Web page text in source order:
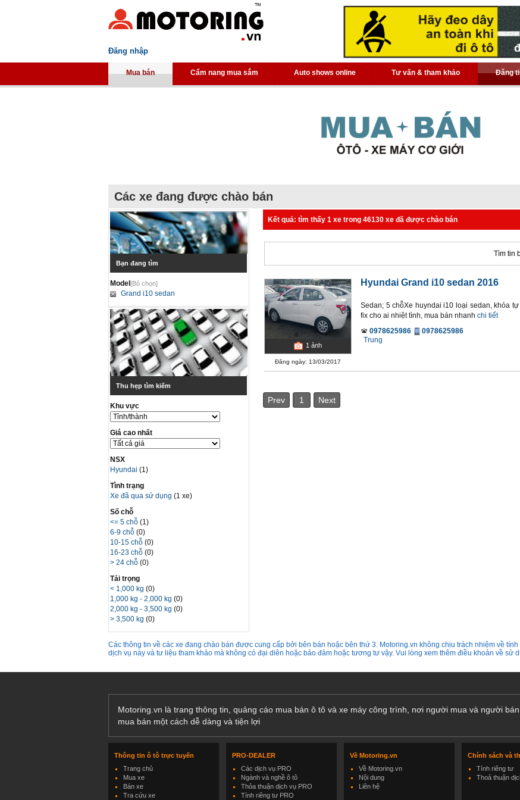
Đăng nhập
Mua bán Cẩm nang mua sắm Auto shows online Tư vấn & tham khảo Đăng
Các xe đang được chào bán
Bạn đang tìm
Model[Bỏ chọn]
Grand i10 sedan
Thu hẹp tìm kiếm
Khu vực
Giá cao nhất
NSX
Hyundai(1)
Tình trạng
Xe đã qua sử dụng (1 xe)
Số chỗ
<= 5 chỗ(1)
6-9 chỗ(0)
10-15 chỗ(0)
16-23 chỗ(0)
> 24 chỗ(0)
Tải trọng
< 1,000 kg(0)
1,000 kg - 2,000 kg(0)
2,000 kg - 3,500 kg(0)
> 3,500 kg(0)
Kết quả: tìm thấy 1 xe trong 46130 xe đã được chào bán
Tìm tin
1 ảnh
Đăng ngày: 13/03/2017
Hyundai Grand i10 sedan 2016
Sedan; 5 chỗXe huyndai i10 loại sedan, khóa
fix cho ai nhiệt tình, mua bán nhanh chi tiết
0978625986
0978625986
Trung
Prev 1 Next
Các thông tin về các xe đang chào bán được cung cấp bởi bên bán hoặc bên thứ 3. Motoring.vn không chịu trách nhiệm về
dịch vụ này và tư liệu tham khảo mà không có đại diên hoặc bảo đảm hoặc tương tư vậy. Vui lòng xem thêm điều khoản về sử
Motoring.vn là trang thông tin, quảng cáo mua bán ô tô và xe máy công trình, nơi người mua và người
mua bán một cách dễ dàng và tiện lợi
Thông tin ô tô trực tuyến
Trang chủ
Mua xe
Bán xe
Tra cứu xe
PRO-DEALER
Các dịch vụ PRO
Ngành và nghề ô tô
Thỏa thuận dịch vụ PRO
Tính riêng tư PRO
Về Motoring.vn
Về Motoring.vn
Nội dung
Liên hệ
Chính sách và
Tính riêng tư
Thoả thuận